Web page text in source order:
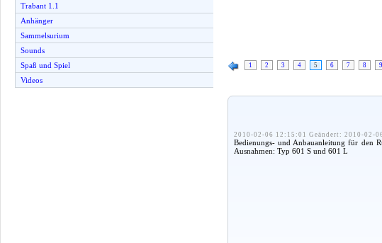
Trabant 1.1
Anhänger
Sammelsurium
Sounds
Spaß und Spiel
Videos
1 2 3 4 5 6 7 8 9
2010-02-06 12:15:01 Geändert: 2010-02-
Bedienungs- und Anbauanleitung für den
Ausnahmen: Typ 601 S und 601 L